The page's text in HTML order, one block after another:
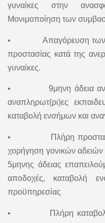
γυναίκες στην
Μονιμοποίηση των
• Απαγόρευση των
προστασίας κατά της
γυναίκες.
• 9μηνη άδεια
αναπληρωτ(ρι)ες
καταβολή ενσήμων και
• Πλήρη προστασία
χορήγηση γονικών αδειών
5μηνης άδειας
αποδοχές, καταβολή
προϋπηρεσίας
• Πλήρη καταβολή